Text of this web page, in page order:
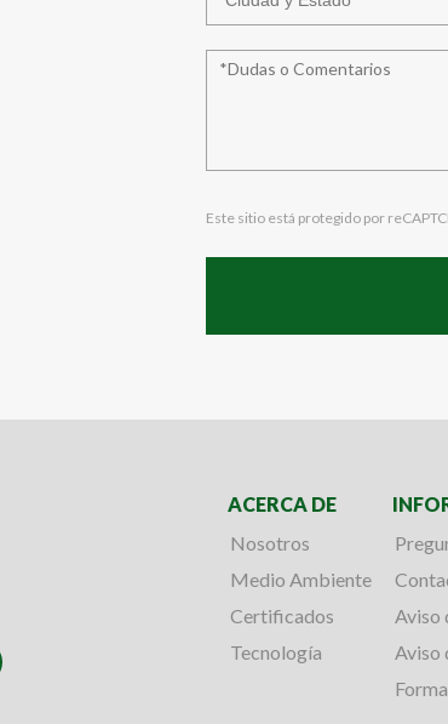
Este sitio está protegido por
ACERCA DE
Nosotros
Medio Ambiente
Certificados
Tecnología
Aviso
Aviso